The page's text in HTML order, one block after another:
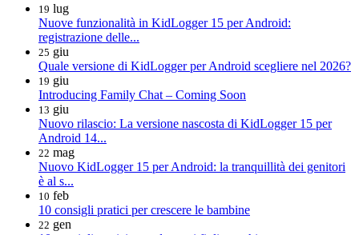
19 lug
Nuove funzionalità in KidLogger 15 per Android:
registrazione delle...
25 giu
Quale versione di KidLogger per Android scegliere nel 2026?
19 giu
Introducing Family Chat – Coming Soon
13 giu
Nuovo rilascio: La versione nascosta di KidLogger 15 per
Android 14...
22 mag
Nuovo KidLogger 15 per Android: la tranquillità dei genitori
è al s...
10 feb
10 consigli pratici per crescere le bambine
22 gen